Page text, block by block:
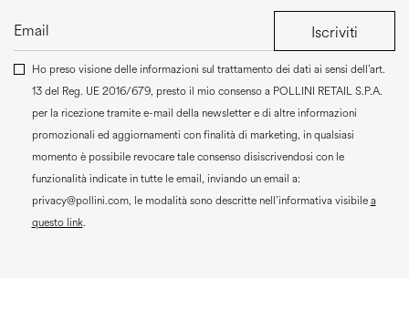
Iscriviti
Ho preso visione delle informazioni sul trattamento dei dati ai sensi dell’art.
13 del Reg. UE 2016/679, presto il mio consenso a POLLINI RETAIL S.P.A.
per la ricezione tramite e-mail della newsletter e di altre informazioni
promozionali ed aggiornamenti con finalità di marketing, in qualsiasi
momento è possibile revocare tale consenso disiscrivendosi con le
funzionalità indicate in tutte le email, inviando un email a:
privacy@pollini.com, le modalità sono descritte nell’informativa visibilea
questo link.